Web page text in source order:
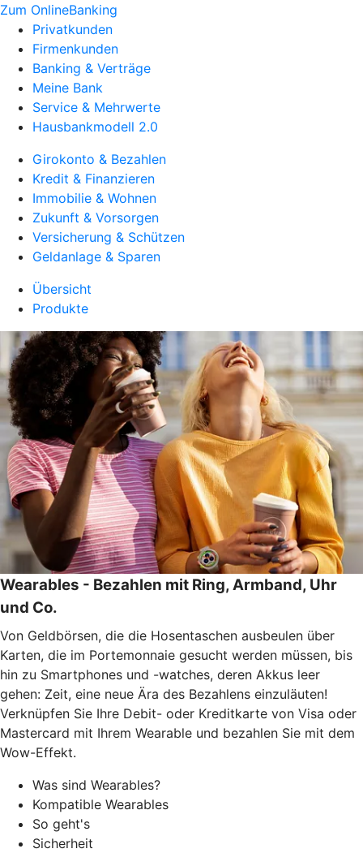
Zum OnlineBanking
Privatkunden
Firmenkunden
Banking & Verträge
Meine Bank
Service & Mehrwerte
Hausbankmodell 2.0
Girokonto & Bezahlen
Kredit & Finanzieren
Immobilie & Wohnen
Zukunft & Vorsorgen
Versicherung & Schützen
Geldanlage & Sparen
Übersicht
Produkte
Wearables - Bezahlen mit Ring, Armband, Uhr
und Co.
Von Geldbörsen, die die Hosentaschen ausbeulen über
Karten, die im Portemonnaie gesucht werden müssen, bis
hin zu Smartphones und -watches, deren Akkus leer
gehen: Zeit, eine neue Ära des Bezahlens einzuläuten!
Verknüpfen Sie Ihre Debit- oder Kreditkarte von Visa oder
Mastercard mit Ihrem Wearable und bezahlen Sie mit dem
Wow-Effekt.
Was sind Wearables?
Kompatible Wearables
So geht's
Sicherheit